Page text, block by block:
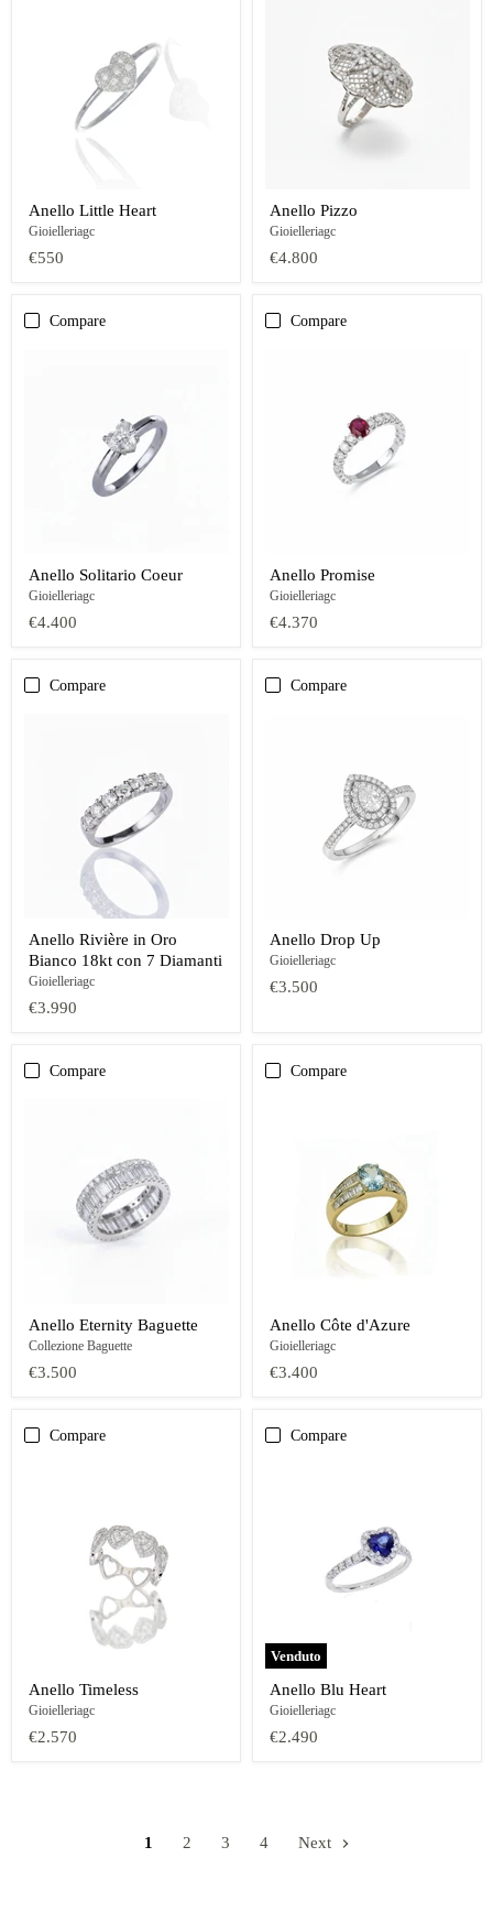
Anello Little Heart
Gioielleriagc
€550
Anello Pizzo
Gioielleriagc
€4.800
Compare
Anello Solitario Coeur
Gioielleriagc
€4.400
Compare
Anello Promise
Gioielleriagc
€4.370
Compare
Anello Rivière in Oro
Bianco 18kt con 7 Diamanti
Gioielleriagc
€3.990
Compare
Anello Drop Up
Gioielleriagc
€3.500
Compare
Anello Eternity Baguette
Collezione Baguette
€3.500
Compare
Anello Côte d'Azure
Gioielleriagc
€3.400
Compare
Anello Timeless
Gioielleriagc
€2.570
Compare
Venduto
Anello Blu Heart
Gioielleriagc
€2.490
1 2 3 4 Next